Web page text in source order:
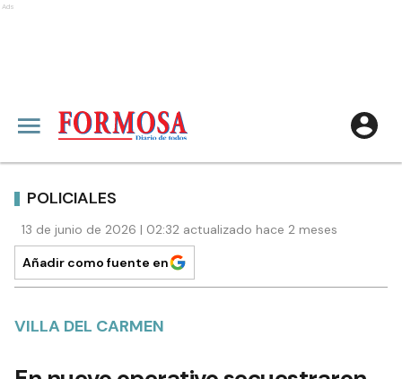
Ads
POLICIALES
13 de junio de 2026 | 02:32 actualizado hace 2 meses
Añadir como fuente en
VILLA DEL CARMEN